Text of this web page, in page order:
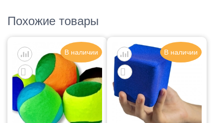
Похожие товары
В наличии В наличии